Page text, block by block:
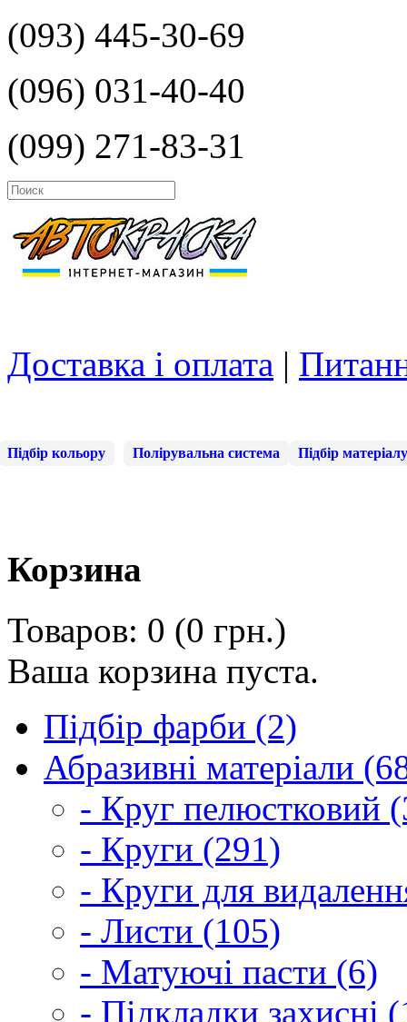
(093) 445-30-69
(096) 031-40-40
(099) 271-83-31
Доставка і оплата |
Підбір кольору Полірувальна система Підбір матеріалу
Корзина
Товаров: 0 (0 грн.)
Ваша корзина пуста.
Підбір фарби (2)
Абразивні матеріали
- Круг пелюстковий
- Круги (291)
- Круги для
- Листи (105)
- Матуючі пасти (6)
- Підкладки захисні